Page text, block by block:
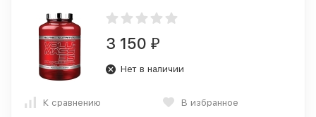
3 150 ₽
Нет в наличии
К сравнению В избранное